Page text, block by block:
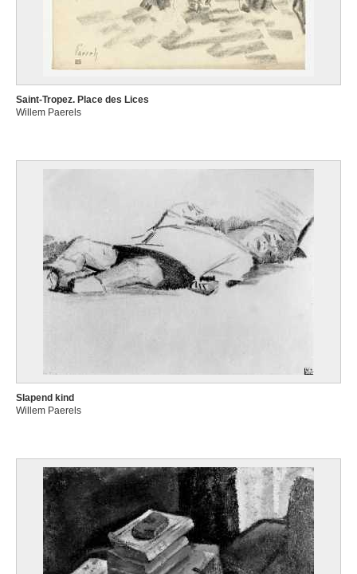
Saint-Tropez. Place des Lices
Willem Paerels
Slapend kind
Willem Paerels